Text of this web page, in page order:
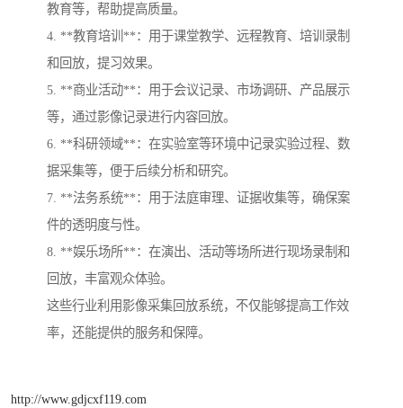
教育等，帮助提高质量。
4. **教育培训**：用于课堂教学、远程教育、培训录制
和回放，提习效果。
5. **商业活动**：用于会议记录、市场调研、产品展示
等，通过影像记录进行内容回放。
6. **科研领域**：在实验室等环境中记录实验过程、数
据采集等，便于后续分析和研究。
7. **法务系统**：用于法庭审理、证据收集等，确保案
件的透明度与性。
8. **娱乐场所**：在演出、活动等场所进行现场录制和
回放，丰富观众体验。
这些行业利用影像采集回放系统，不仅能够提高工作效
率，还能提供的服务和保障。
http://www.gdjcxf119.com